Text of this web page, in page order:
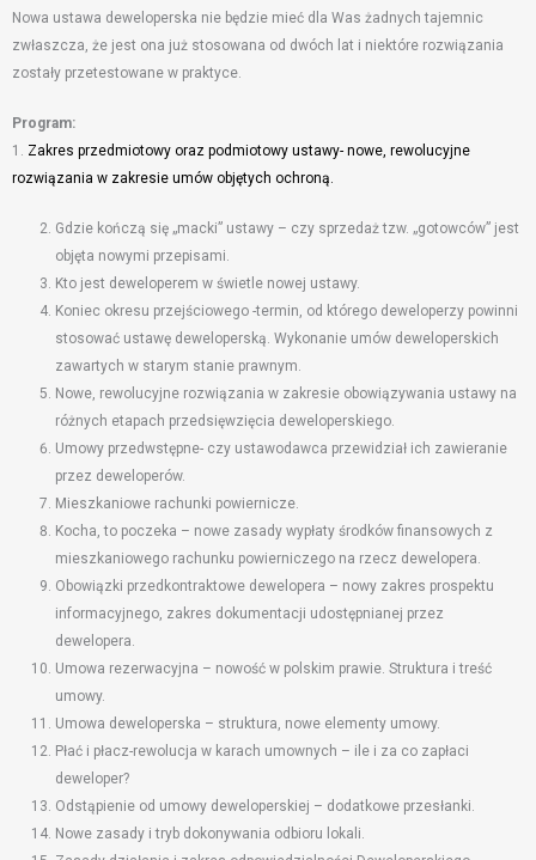
Nowa ustawa deweloperska nie będzie mieć dla Was żadnych tajemnic
zwłaszcza, że jest ona już stosowana od dwóch lat i niektóre rozwiązania
zostały przetestowane w praktyce.
Program:
1. Zakres przedmiotowy oraz podmiotowy ustawy- nowe, rewolucyjne
rozwiązania w zakresie umów objętych ochroną.
Gdzie kończą się „macki” ustawy – czy sprzedaż tzw. „gotowców” jest
objęta nowymi przepisami.
Kto jest deweloperem w świetle nowej ustawy.
Koniec okresu przejściowego -termin, od którego deweloperzy powinni
stosować ustawę deweloperską. Wykonanie umów deweloperskich
zawartych w starym stanie prawnym.
Nowe, rewolucyjne rozwiązania w zakresie obowiązywania ustawy na
różnych etapach przedsięwzięcia deweloperskiego.
Umowy przedwstępne- czy ustawodawca przewidział ich zawieranie
przez deweloperów.
Mieszkaniowe rachunki powiernicze.
Kocha, to poczeka – nowe zasady wypłaty środków finansowych z
mieszkaniowego rachunku powierniczego na rzecz dewelopera.
Obowiązki przedkontraktowe dewelopera – nowy zakres prospektu
informacyjnego, zakres dokumentacji udostępnianej przez
dewelopera.
Umowa rezerwacyjna – nowość w polskim prawie. Struktura i treść
umowy.
Umowa deweloperska – struktura, nowe elementy umowy.
Płać i płacz-rewolucja w karach umownych – ile i za co zapłaci
deweloper?
Odstąpienie od umowy deweloperskiej – dodatkowe przesłanki.
Nowe zasady i tryb dokonywania odbioru lokali.